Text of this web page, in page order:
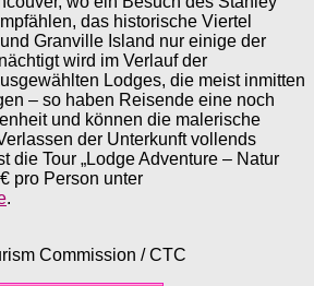
das historische Viertel
Granville Island nur einige der
wird im Verlauf der
Lodges, die meist inmitten
– so haben Reisende eine noch
und können die malerische
der Unterkunft vollends
die Tour „Lodge Adventure – Natur
pro Person unter
.
Commission / CTC